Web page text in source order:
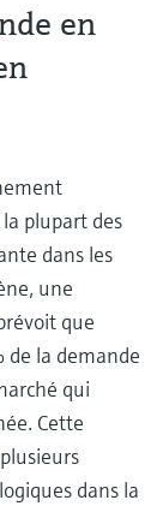
en
plupart des
dans les
une
que
de la demande
qui
Cette
dans la